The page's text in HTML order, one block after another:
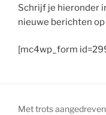
Schrijf je hieronder
nieuwe berichten
[mc4wp_form
Met trots